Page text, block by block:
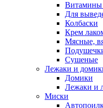
Витамины
Для
Колбаски
Крем
Мясные,
Сушеные
Лежаки и
Домики
Лежаки и
Миски